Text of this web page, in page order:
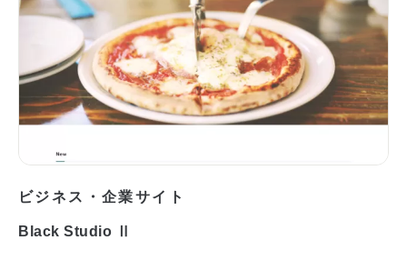
ビジネス・企業サイト
Black Studio Ⅱ